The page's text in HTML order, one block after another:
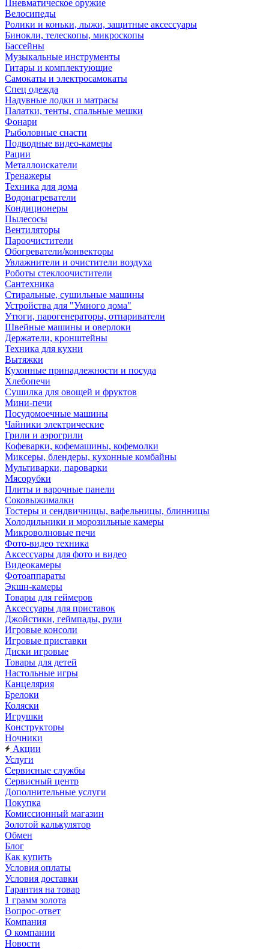
Пневматическое оружие
Велосипеды
Ролики и коньки, лыжи, защитные аксессуары
Бинокли, телескопы, микроскопы
Бассейны
Музыкальные инструменты
Гитары и комплектующие
Самокаты и электросамокаты
Спец одежда
Надувные лодки и матрасы
Палатки, тенты, спальные мешки
Фонари
Рыболовные снасти
Подводные видео-камеры
Рации
Металлоискатели
Тренажеры
Техника для дома
Водонагреватели
Кондиционеры
Пылесосы
Вентиляторы
Пароочистители
Обогреватели/конвекторы
Увлажнители и очистители воздуха
Роботы стеклоочистители
Сантехника
Стиральные, сушильные машины
Устройства для "Умного дома"
Утюги, парогенераторы, отпариватели
Швейные машины и оверлоки
Держатели, кронштейны
Техника для кухни
Вытяжки
Кухонные принадлежности и посуда
Хлебопечи
Сушилка для овощей и фруктов
Мини-печи
Посудомоечные машины
Чайники электрические
Грили и аэрогрили
Кофеварки, кофемашины, кофемолки
Миксеры, блендеры, кухонные комбайны
Мультиварки, пароварки
Мясорубки
Плиты и варочные панели
Соковыжималки
Тостеры и сендвичницы, вафельницы, блинницы
Холодильники и морозильные камеры
Микроволновые печи
Фото-видео техника
Аксессуары для фото и видео
Видеокамеры
Фотоаппараты
Экшн-камеры
Товары для геймеров
Аксессуары для приставок
Джойстики, геймпады, рули
Игровые консоли
Игровые приставки
Диски игровые
Товары для детей
Настольные игры
Канцелярия
Брелоки
Коляски
Игрушки
Конструкторы
Ночники
Акции
Услуги
Сервисные службы
Сервисный центр
Дополнительные услуги
Покупка
Комиссионный магазин
Золотой калькулятор
Обмен
Блог
Как купить
Условия оплаты
Условия доставки
Гарантия на товар
1 грамм золота
Вопрос-ответ
Компания
О компании
Новости